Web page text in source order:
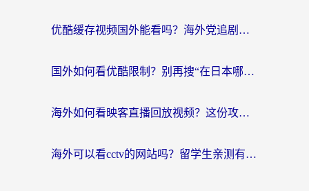
优酷缓存视频国外能看吗？海外党追剧看片的终极解决方案来了
国外如何看优酷限制？别再搜“在日本哪个软件可以看中国电视剧”，这篇教你搞定
海外如何看映客直播回放视频？这份攻略帮你搞定（附腾讯优酷观看技巧）
海外可以看cctv的网站吗？留学生亲测有效的回国追剧方案